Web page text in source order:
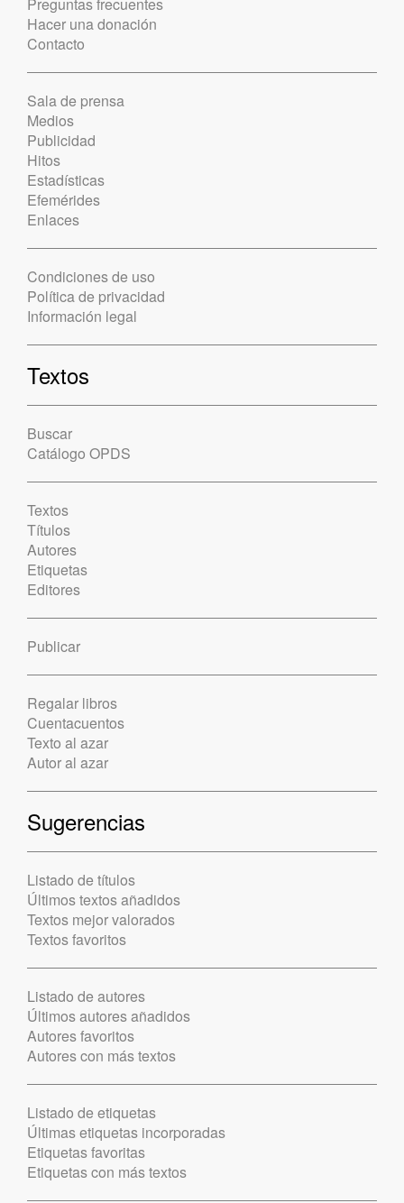
Hacer una donación
Contacto
Sala de prensa
Medios
Publicidad
Hitos
Estadísticas
Efemérides
Enlaces
Condiciones de uso
Política de privacidad
Información legal
Textos
Buscar
Catálogo OPDS
Textos
Títulos
Autores
Etiquetas
Editores
Publicar
Regalar libros
Cuentacuentos
Texto al azar
Autor al azar
Sugerencias
Listado de títulos
Últimos textos añadidos
Textos mejor valorados
Textos favoritos
Listado de autores
Últimos autores añadidos
Autores favoritos
Autores con más textos
Listado de etiquetas
Últimas etiquetas incorporadas
Etiquetas favoritas
Etiquetas con más textos